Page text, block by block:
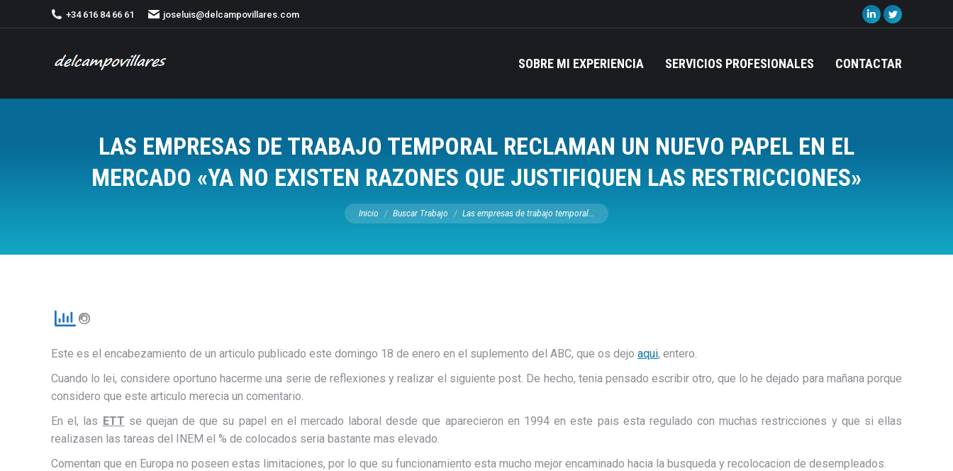
+34 616 84 66 61 joseluis@delcampovillares.com
Linkedin
opens
new
Twitter
opens
new
SOBRE MI EXPERIENCIA SERVICIOS PROFESIONALES CONTACTAR
LAS EMPRESAS DE TRABAJO TEMPORAL RECLAMAN UN NUEVO PAPEL EN EL
MERCADO «YA NO EXISTEN RAZONES QUE JUSTIFIQUEN LAS RESTRICCIONES»
Estás aquí:
Inicio Buscar Trabajo Las empresas de trabajo temporal…
Este es el encabezamiento de un articulo publicado este domingo 18 de enero en el suplemento del ABC, que os dejo aqui, entero.
Cuando lo lei, considere oportuno hacerme una serie de reflexiones y realizar el siguiente post. De hecho, tenia pensado escribir otro, que lo he dejado para mañana porque
considero que este articulo merecia un comentario.
En el, las ETT se quejan de que su papel en el mercado laboral desde que aparecieron en 1994 en este pais esta regulado con muchas restricciones y que si ellas
realizasen las tareas del INEM el % de colocados seria bastante mas elevado.
Comentan que en Europa no poseen estas limitaciones, por lo que su funcionamiento esta mucho mejor encaminado hacia la busqueda y recolocacion de desempleados.